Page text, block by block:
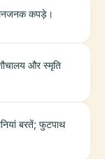
कपड़े।
और स्मृति
बरतें; फुटपाथ